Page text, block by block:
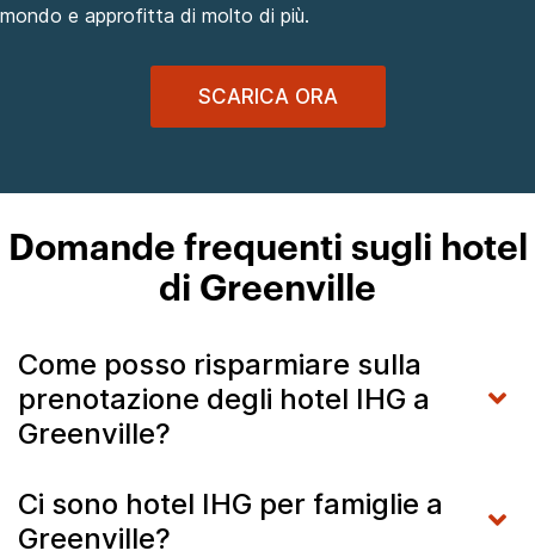
mondo e approfitta di molto di più.
SCARICA ORA
Domande frequenti sugli hotel
di Greenville
Come posso risparmiare sulla
prenotazione degli hotel IHG a
Greenville?
Ci sono hotel IHG per famiglie a
Greenville?